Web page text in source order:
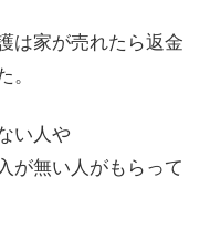
は家が売れたら返金
。
い人や
が無い人がもらって